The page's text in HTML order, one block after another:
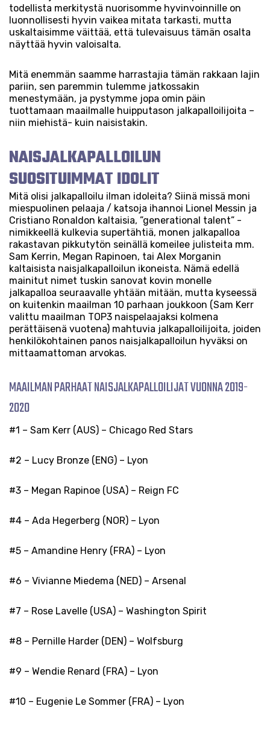
todellista merkitystä nuorisomme hyvinvoinnille on
luonnollisesti hyvin vaikea mitata tarkasti, mutta
uskaltaisimme väittää, että tulevaisuus tämän osalta
näyttää hyvin valoisalta.
Mitä enemmän saamme harrastajia tämän rakkaan lajin
pariin, sen paremmin tulemme jatkossakin
menestymään, ja pystymme jopa omin päin
tuottamaan maailmalle huipputason jalkapalloilijoita –
niin miehistä- kuin naisistakin.
NAISJALKAPALLOILUN
SUOSITUIMMAT IDOLIT
Mitä olisi jalkapalloilu ilman idoleita? Siinä missä moni
miespuolinen pelaaja / katsoja ihannoi Lionel Messin ja
Cristiano Ronaldon kaltaisia, ”generational talent” -
nimikkeellä kulkevia supertähtiä, monen jalkapalloa
rakastavan pikkutytön seinällä komeilee julisteita mm.
Sam Kerrin, Megan Rapinoen, tai Alex Morganin
kaltaisista naisjalkapalloilun ikoneista. Nämä edellä
mainitut nimet tuskin sanovat kovin monelle
jalkapalloa seuraavalle yhtään mitään, mutta kyseessä
on kuitenkin maailman 10 parhaan joukkoon (Sam Kerr
valittu maailman TOP3 naispelaajaksi kolmena
perättäisenä vuotena) mahtuvia jalkapalloilijoita, joiden
henkilökohtainen panos naisjalkapalloilun hyväksi on
mittaamattoman arvokas.
MAAILMAN PARHAAT NAISJALKAPALLOILIJAT VUONNA 2019-
2020
#1 – Sam Kerr (AUS) – Chicago Red Stars
#2 – Lucy Bronze (ENG) – Lyon
#3 – Megan Rapinoe (USA) – Reign FC
#4 – Ada Hegerberg (NOR) – Lyon
#5 – Amandine Henry (FRA) – Lyon
#6 – Vivianne Miedema (NED) – Arsenal
#7 – Rose Lavelle (USA) – Washington Spirit
#8 – Pernille Harder (DEN) – Wolfsburg
#9 – Wendie Renard (FRA) – Lyon
#10 – Eugenie Le Sommer (FRA) – Lyon